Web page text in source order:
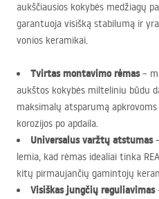
aukščiausios kokybės medžiagų
garantuoja visišką stabilumą ir
vonios keramikai.
Tvirtas montavimo rėmas–
aukštos kokybės milteliniu būdu
maksimalų atsparumą
korozijos po apdaila.
Universalus varžtų atstumas
lemia, kad rėmas idealiai tinka REA
kitų pirmaujančių gamintojų
Visiškas jungčių reguliavimas